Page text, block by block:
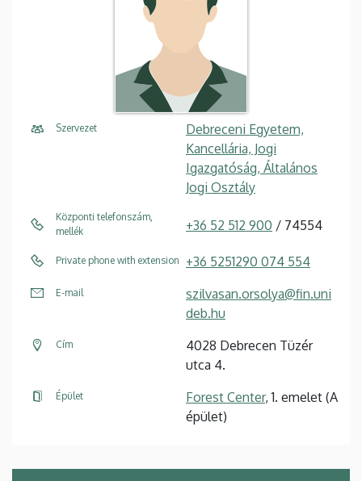
Szervezet
Debreceni Egyetem,
Kancellária, Jogi
Igazgatóság, Általános
Jogi Osztály
Központi telefonszám,
mellék
+36 52 512 900 / 74554
Private phone with extension +36 5251290 074 554
E-mail
szilvasan.orsolya@fin.uni
deb.hu
Cím
4028 Debrecen Tüzér
utca 4.
Épület Forest Center, 1. emelet (A
épület)